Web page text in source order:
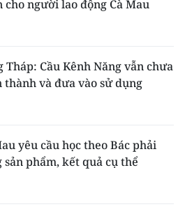
cho người lao động Cà Mau
Tháp: Cầu Kênh Năng vẫn chưa
thành và đưa vào sử dụng
yêu cầu học theo Bác phải
sản phẩm, kết quả cụ thể